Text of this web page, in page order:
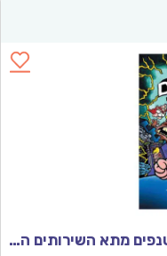
קפטן תחתונים 8 – והתוקפים המטנפים מתא השירותים התכול